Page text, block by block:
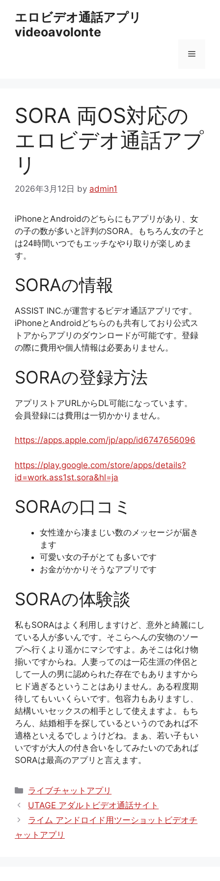
エロビデオ通話アプリ
videoavolonte
メ
ー
SORA 両OS対応の
エロビデオ通話アプ
リ
2026年3月12日 by admin1
iPhoneとAndroidのどちらにもアプリがあり、女
の子の数が多いと評判のSORA。もちろん女の子と
は24時間いつでもエッチなやり取りが楽しめま
す。
SORAの情報
ASSIST INC.が運営するビデオ通話アプリです。
iPhoneとAndroidどちらのも共有しており公式ス
トアからアプリのダウンロードが可能です。登録
の際に費用や個人情報は必要ありません。
SORAの登録方法
アプリストアURLからDL可能になっています。
会員登録には費用は一切かかりません。
https://apps.apple.com/jp/app/id6747656096
https://play.google.com/store/apps/details?
id=work.ass1st.sora&hl=ja
SORAの口コミ
女性達から凄まじい数のメッセージが届き
ます
可愛い女の子がとても多いです
お金がかかりそうなアプリです
SORAの体験談
私もSORAはよく利用しますけど、意外と綺麗にし
ている人が多いんです。そこらへんの安物のソー
プへ行くより遥かにマシですよ。あそこは化け物
揃いですからね。人妻ってのは一応生涯の伴侶と
して一人の男に認められた存在でもありますから
ヒド過ぎるということはありません。ある程度期
待してもいいくらいです。包容力もありますし、
結構いいセックスの相手として使えますよ。もち
ろん、結婚相手を探しているというのであれば不
適格といえるでしょうけどね。まぁ、若い子もい
いですが大人の付き合いをしてみたいのであれば
SORAは最高のアプリと言えます。
カ
テ
リ
ー
ライブチャットアプリ
UTAGE アダルトビデオ通話サイト
ライム アンドロイド用ツーショットビデオチ
ャットアプリ